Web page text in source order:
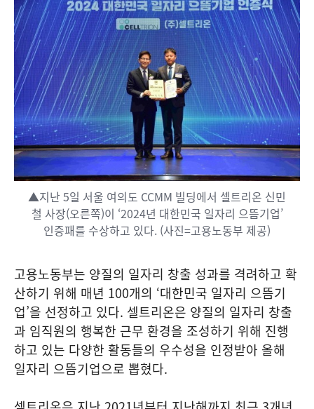
▲지난 5일 서울 여의도 CCMM 빌딩에서 셀트리온 신민
철 사장(오른쪽)이 ‘2024년 대한민국 일자리 으뜸기업’
인증패를 수상하고 있다. (사진=고용노동부 제공)
고용노동부는 양질의 일자리 창출 성과를 격려하고 확
산하기 위해 매년 100개의 ‘대한민국 일자리 으뜸기
업’을 선정하고 있다. 셀트리온은 양질의 일자리 창출
과 임직원의 행복한 근무 환경을 조성하기 위해 진행
하고 있는 다양한 활동들의 우수성을 인정받아 올해
일자리 으뜸기업으로 뽑혔다.